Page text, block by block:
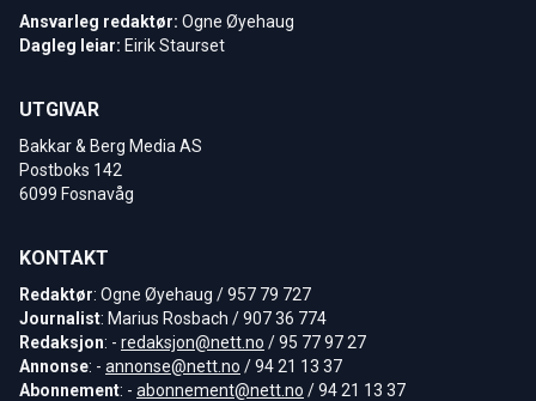
Ansvarleg redaktør: Ogne Øyehaug
Dagleg leiar: Eirik Staurset
UTGIVAR
Bakkar & Berg Media AS
Postboks 142
6099 Fosnavåg
KONTAKT
Redaktør: Ogne Øyehaug / 957 79 727
Journalist: Marius Rosbach / 907 36 774
Redaksjon: - redaksjon@nett.no / 95 77 97 27
Annonse: - annonse@nett.no / 94 21 13 37
Abonnement: - abonnement@nett.no / 94 21 13 37